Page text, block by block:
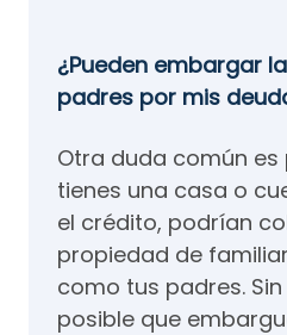
¿Pueden embargar
padres por mis
Otra duda común es
tienes una casa o
el crédito, podrían
propiedad de
como tus padres.
posible que